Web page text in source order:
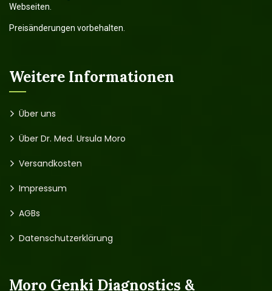
Webseiten.
Preisänderungen vorbehalten.
Weitere Informationen
Über uns
Über Dr. Med. Ursula Moro
Versandkosten
Impressum
AGBs
Datenschutzerklärung
Moro Genki Diagnostics &